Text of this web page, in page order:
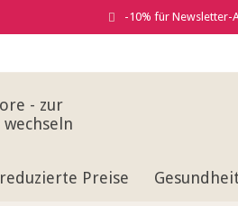
-10% für Newsletter-
reduzierte Preise